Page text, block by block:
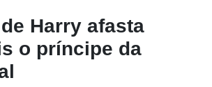
Harry afasta
o príncipe da